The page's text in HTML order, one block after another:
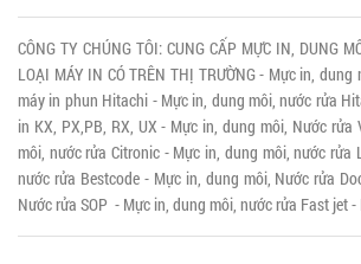
CÔNG TY CHÚNG TÔI: CUNG CẤP MỰC IN, DUNG
LOẠI MÁY IN CÓ TRÊN THỊ TRƯỜNG - Mực in,
máy in phun Hitachi - Mực in, dung môi, nước rửa
in KX, PX,PB, RX, UX - Mực in, dung môi, Nước rửa
môi, nước rửa Citronic - Mực in, dung môi, nước rửa
nước rửa Bestcode - Mực in, dung môi, Nước rửa
Nước rửa SOP - Mực in, dung môi, nước rửa Fast jet -